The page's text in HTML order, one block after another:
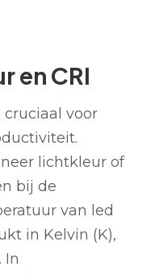
en CRI
voor
lichtkleur of
bij de
van led
in Kelvin (K),
In